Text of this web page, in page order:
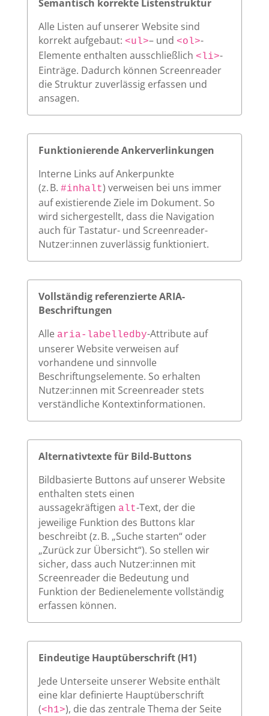
Semantisch korrekte Listenstruktur
Alle Listen auf unserer Website sind
korrekt aufgebaut: <ul>– und <ol>-
Elemente enthalten ausschließlich <li>-
Einträge. Dadurch können Screenreader
die Struktur zuverlässig erfassen und
ansagen.
Funktionierende Ankerverlinkungen
Interne Links auf Ankerpunkte
(z. B. #inhalt) verweisen bei uns immer
auf existierende Ziele im Dokument. So
wird sichergestellt, dass die Navigation
auch für Tastatur- und Screenreader-
Nutzer:innen zuverlässig funktioniert.
Vollständig referenzierte ARIA-
Beschriftungen
Alle aria-labelledby-Attribute auf
unserer Website verweisen auf
vorhandene und sinnvolle
Beschriftungselemente. So erhalten
Nutzer:innen mit Screenreader stets
verständliche Kontextinformationen.
Alternativtexte für Bild-Buttons
Bildbasierte Buttons auf unserer Website
enthalten stets einen
aussagekräftigen alt-Text, der die
jeweilige Funktion des Buttons klar
beschreibt (z. B. „Suche starten“ oder
„Zurück zur Übersicht“). So stellen wir
sicher, dass auch Nutzer:innen mit
Screenreader die Bedeutung und
Funktion der Bedienelemente vollständig
erfassen können.
Eindeutige Hauptüberschrift (H1)
Jede Unterseite unserer Website enthält
eine klar definierte Hauptüberschrift
(<h1>), die das zentrale Thema der Seite